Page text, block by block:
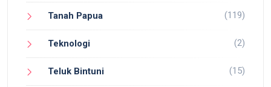
Tanah Papua (119)
Teknologi (2)
Teluk Bintuni (15)